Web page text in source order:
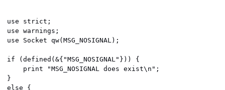
use strict;
use warnings;
use Socket qw(MSG_NOSIGNAL);
if (defined(&{"MSG_NOSIGNAL"})) {
print "MSG_NOSIGNAL does exist\n";
}
else {